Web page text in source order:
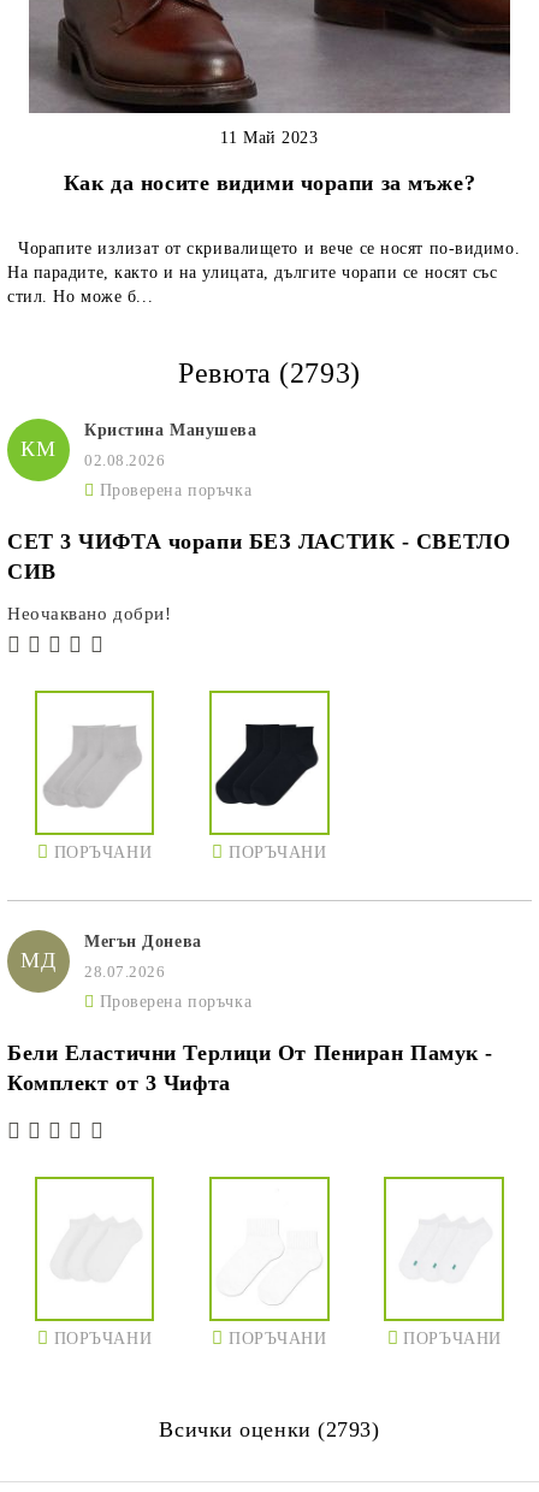
Как да носите видими чорапи за мъже?
11 Май 2023
Чорапите излизат от скривалището и вече се носят по-видимо.
На парадите, както и на улицата, дългите чорапи се носят със
стил. Но може б...
Ревюта (2793)
КМ
Кристина Манушева
02.08.2026
Проверена поръчка
СЕТ 3 ЧИФТА чорапи БЕЗ ЛАСТИК - СВЕТЛО
СИВ
Неочаквано добри!
ПОРЪЧАНИ ПОРЪЧАНИ
МД
Мегън Донева
28.07.2026
Проверена поръчка
Бели Еластични Терлици От Пениран Памук -
Комплект от 3 Чифта
ПОРЪЧАНИ ПОРЪЧАНИ ПОРЪЧАНИ
Всички оценки (2793)